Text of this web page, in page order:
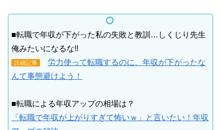
■転職で年収が下がった私の失敗と教訓…しくじり先生
俺みたいになるな!!
詳細記事
労力使って転職するのに、年収が下がったな
んて事態避けよう！
■転職による年収アップの相場は？
「転職で年収が上がりすぎて怖いｗ」と言いたい！年収